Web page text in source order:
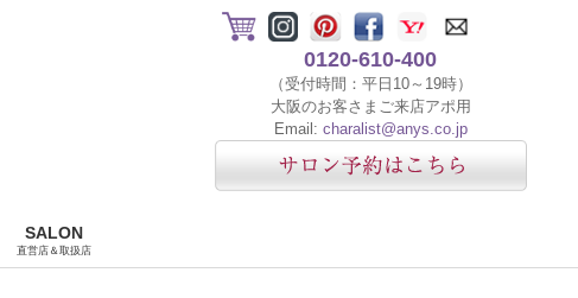
0120-610-400
（受付時間：平日10～19時）
大阪のお客さまご来店アポ用
Email: charalist@anys.co.jp
SALON
直営店＆取扱店